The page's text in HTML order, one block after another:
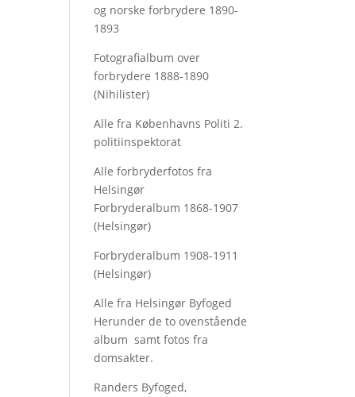
og norske forbrydere 1890-
1893
Fotografialbum over
forbrydere 1888-1890
(Nihilister)
Alle fra Københavns Politi 2.
politiinspektorat
Alle forbryderfotos fra
Helsingør
Forbryderalbum 1868-1907
(Helsingør)
Forbryderalbum 1908-1911
(Helsingør)
Alle fra Helsingør Byfoged
Herunder de to ovenstående
album samt fotos fra
domsakter.
Randers Byfoged,